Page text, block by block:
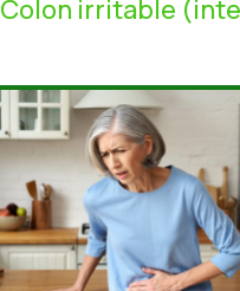
Colon irritable